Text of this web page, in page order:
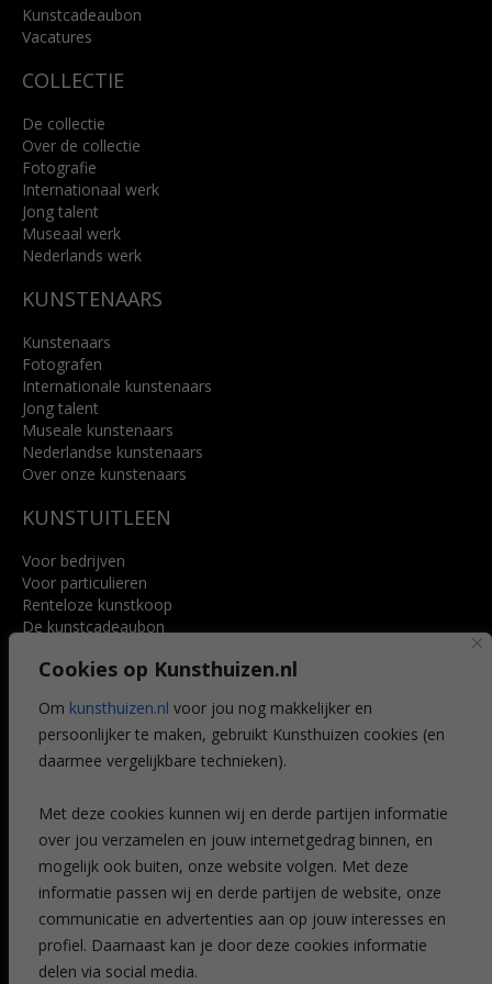
Cookies op Kunsthuizen.nl
Om kunsthuizen.nl voor jou nog makkelijker en
persoonlijker te maken, gebruikt Kunsthuizen cookies (en
daarmee vergelijkbare technieken).
Met deze cookies kunnen wij en derde partijen informatie
over jou verzamelen en jouw internetgedrag binnen, en
mogelijk ook buiten, onze website volgen. Met deze
informatie passen wij en derde partijen de website, onze
communicatie en advertenties aan op jouw interesses en
profiel. Daarnaast kan je door deze cookies informatie
delen via social media.
Lees meer
Kunstcadeaubon
Vacatures
COLLECTIE
De collectie
Over de collectie
Fotografie
Internationaal werk
Jong talent
Museaal werk
Nederlands werk
KUNSTENAARS
Kunstenaars
Fotografen
Internationale kunstenaars
Jong talent
Museale kunstenaars
Nederlandse kunstenaars
Over onze kunstenaars
KUNSTUITLEEN
Voor bedrijven
Voor particulieren
Renteloze kunstkoop
De kunstcadeaubon
Voordelen
Veelgestelde vragen
CONTACT
Leiden
Amsterdam
Breda
Favorieten
Mijn art alert
NIEUWSBRIEF